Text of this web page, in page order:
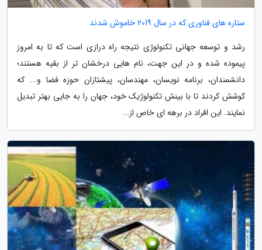
ستاره های فناوری که در سال 2019 خاموش شدند
رشد و توسعه جهانی تکنولوژی نتیجه راه درازی است که تا به امروز
پیموده شده و در این جهت، نام هایی درخشان تر از بقیه هستند؛
دانشمندان، برنامه نویسان، مهندسان، پیشتازان حوزه فضا و... که
کوشش کردند تا با بینش تکنولوژیک خود، جهان را به جایی بهتر تبدیل
نمایند. این افراد در برهه ای خاص از...